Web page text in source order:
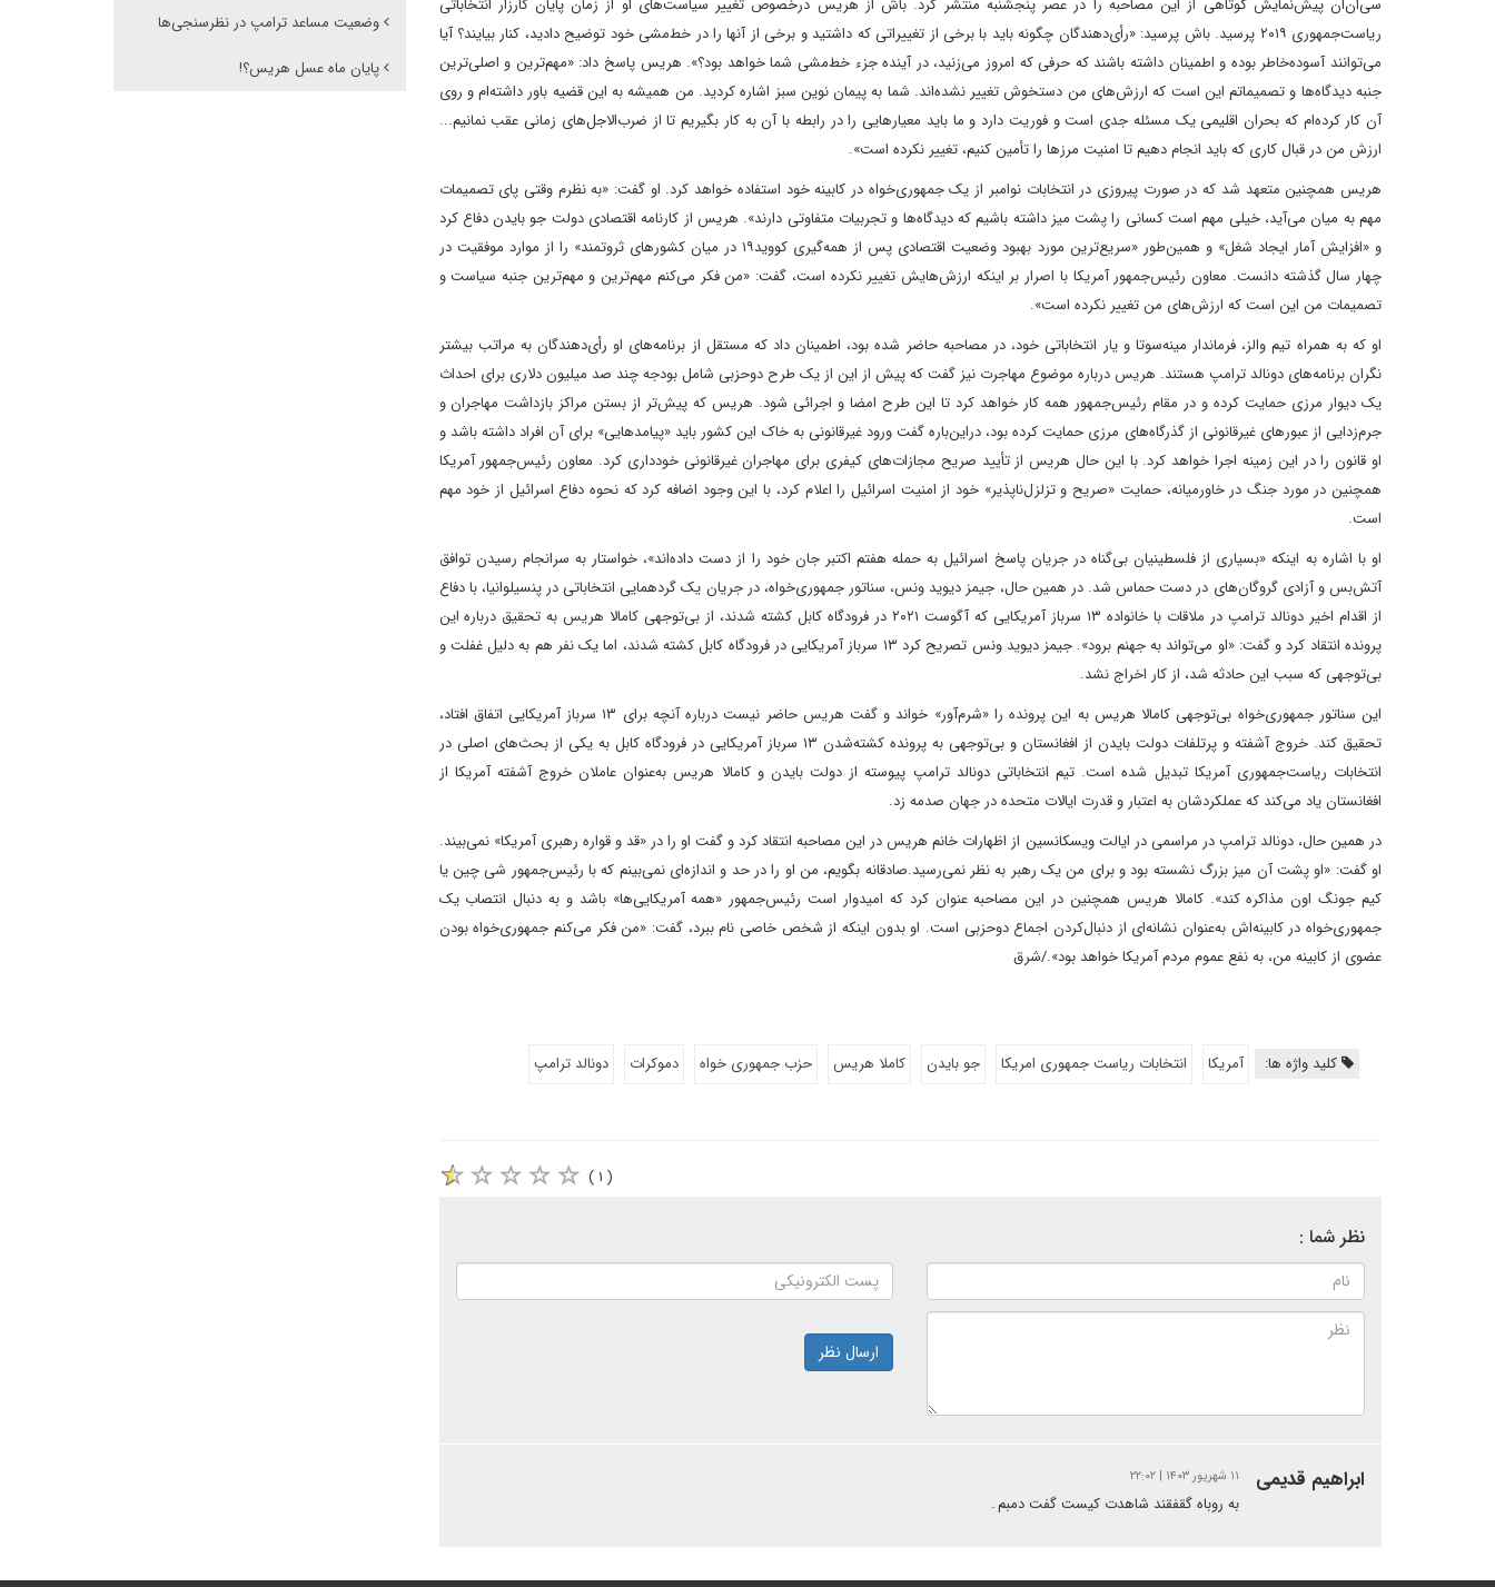
ریاست‌جمهوری ۲۰۱۹ پرسید. باش پرسید: «رأی‌دهندگان چگونه باید با برخی از تغییراتی که داشتید و برخی از آنها را در خط‌مشی خود توضیح دادید، کنار بیایند؟ آیا
می‌توانند آسوده‌خاطر بوده و اطمینان داشته باشند که حرفی که امروز می‌زنید، در آینده جزء خط‌مشی شما خواهد بود؟». هریس پاسخ داد: «مهم‌ترین و اصلی‌ترین
جنبه دیدگاه‌ها و تصمیماتم این است که ارزش‌های من دستخوش تغییر نشده‌اند. شما به پیمان نوین سبز اشاره کردید. من همیشه به این قضیه باور داشته‌ام و روی
آن کار کرده‌ام که بحران اقلیمی یک مسئله جدی است و فوریت دارد و ما باید معیارهایی را در رابطه با آن به کار بگیریم تا از ضرب‌الاجل‌های زمانی عقب نمانیم...
ارزش من در قبال کاری که باید انجام دهیم تا امنیت مرزها را تأمین کنیم، تغییر نکرده است».
هریس همچنین متعهد شد که در صورت پیروزی در انتخابات نوامبر از یک جمهوری‌خواه در کابینه خود استفاده خواهد کرد. او گفت: «به نظرم وقتی پای تصمیمات
مهم به میان می‌آید، خیلی مهم است کسانی را پشت میز داشته باشیم که دیدگاه‌ها و تجربیات متفاوتی دارند». هریس از کارنامه اقتصادی دولت جو بایدن دفاع کرد
و «افزایش آمار ایجاد شغل» و همین‌طور «سریع‌ترین مورد بهبود وضعیت اقتصادی پس از همه‌گیری کووید۱۹ در میان کشورهای ثروتمند» را از موارد موفقیت در
چهار سال گذشته دانست. معاون رئیس‌جمهور آمریکا با اصرار بر اینکه ارزش‌هایش تغییر نکرده است، گفت: «من فکر می‌کنم مهم‌ترین و مهم‌ترین جنبه سیاست و
تصمیمات من این است که ارزش‌های من تغییر نکرده است».
او که به همراه تیم والز، فرماندار مینه‌سوتا و یار انتخاباتی خود، در مصاحبه حاضر شده بود، اطمینان داد که مستقل از برنامه‌های او رأی‌دهندگان به مراتب بیشتر
نگران برنامه‌های دونالد ترامپ هستند. هریس درباره موضوع مهاجرت نیز گفت که پیش از این از یک طرح دوحزبی شامل بودجه چند صد میلیون دلاری برای احداث
یک دیوار مرزی حمایت کرده و در مقام رئیس‌جمهور همه‌ کار خواهد کرد تا این طرح امضا و اجرائی شود. هریس که پیش‌تر از بستن مراکز بازداشت مهاجران و
جرم‌زدایی از عبورهای غیرقانونی از گذرگاه‌های مرزی حمایت کرده بود، در‌این‌باره گفت ورود غیرقانونی به خاک این کشور باید «پیامدهایی» برای آن افراد داشته باشد و
او قانون را در این زمینه اجرا خواهد کرد. با این حال هریس از تأیید صریح مجازات‌های کیفری برای مهاجران غیرقانونی خودداری کرد. معاون رئیس‌جمهور آمریکا
همچنین در مورد جنگ در خاورمیانه، حمایت «صریح و تزلزل‌ناپذیر» خود از امنیت اسرائیل را اعلام کرد، با این وجود اضافه کرد که نحوه دفاع اسرائیل از خود مهم
است.
او با اشاره به اینکه «بسیاری از فلسطینیان بی‌گناه در جریان پاسخ اسرائیل به حمله هفتم اکتبر جان خود را از دست داده‌اند»، خواستار به سرانجام رسیدن توافق
آتش‌بس و آزادی گروگان‌های در دست حماس شد. در همین حال، جیمز دیوید ونس، سناتور جمهوری‌خواه، در جریان یک گردهمایی انتخاباتی در پنسیلوانیا، با دفاع
از اقدام اخیر دونالد ترامپ در ملاقات با خانواده ۱۳ سرباز آمریکایی که آگوست ۲۰۲۱ در فرودگاه کابل کشته شدند، از بی‌توجهی کامالا هریس به تحقیق درباره این
پرونده انتقاد کرد و گفت: «او می‌تواند به جهنم برود». جیمز دیوید ونس تصریح کرد ۱۳ سرباز آمریکایی در فرودگاه کابل کشته شدند، اما یک نفر هم به دلیل غفلت و
بی‌توجهی که سبب این حادثه شد، از کار اخراج نشد.
این سناتور جمهوری‌خواه بی‌توجهی کامالا هریس به این پرونده را «شرم‌آور» خواند و گفت هریس حاضر نیست درباره آنچه برای ۱۳ سرباز آمریکایی اتفاق افتاد،
تحقیق کند. خروج آشفته و پرتلفات دولت بایدن از افغانستان و بی‌توجهی به پرونده کشته‌شدن ۱۳ سرباز آمریکایی در فرودگاه کابل به یکی از بحث‌های اصلی در
انتخابات ریاست‌جمهوری آمریکا تبدیل شده است. تیم انتخاباتی دونالد ترامپ پیوسته از دولت بایدن و کامالا هریس به‌عنوان عاملان خروج آشفته آمریکا از
افغانستان یاد می‌کند که عملکردشان به اعتبار و قدرت ایالات متحده در جهان صدمه زد.
در همین حال، دونالد ترامپ در مراسمی در ایالت ویسکانسین از اظهارات خانم هریس در این مصاحبه انتقاد کرد و گفت او را در «قد و قواره رهبری آمریکا» نمی‌بیند.
او گفت: «او پشت آن میز بزرگ نشسته بود و برای من یک رهبر به نظر نمی‌رسید.صادقانه بگویم، من او را در حد و اندازه‌ای نمی‌بینم که با رئیس‌جمهور شی چین یا
کیم جونگ اون مذاکره کند». کامالا هریس همچنین در این مصاحبه عنوان کرد که امیدوار است رئیس‌جمهور «همه آمریکایی‌ها» باشد و به دنبال انتصاب یک
جمهوری‌خواه در کابینه‌اش به‌عنوان نشانه‌ای از دنبال‌کردن اجماع دوحزبی است. او بدون اینکه از شخص خاصی نام ببرد، گفت: «من فکر می‌کنم جمهوری‌خواه بودن
عضوی از کابینه من، به نفع عموم مردم آمریکا خواهد بود»./شرق
کلید واژه ها: آمریکا انتخابات ریاست جمهوری امریکا جو بایدن کاملا هریس حزب جمهوری خواه دموکرات دونالد ترامپ
( ۱ )
نظر شما :
ارسال نظر
ابراهیم قدیمی ۱۱ شهریور ۱۴۰۳ | ۲۲:۰۲
به روباه گقفقند شاهدت کیست گفت دمبم۔
وضعیت مساعد ترامپ در نظرسنجی‌ها
پایان ماه عسل هریس؟!